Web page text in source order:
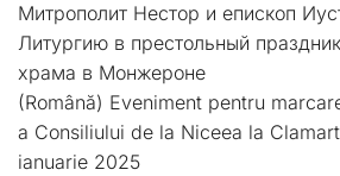
Митрополит Нестор и епископ
Литургию в престольный
храма в Монжероне
(Română) Eveniment pentru
a Consiliului de la Niceea la
ianuarie 2025